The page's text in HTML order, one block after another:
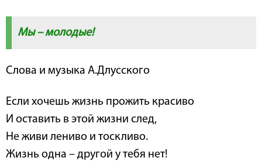
Мы – молодые!
Слова и музыка А.Длусского
Если хочешь жизнь прожить красиво
И оставить в этой жизни след,
Не живи лениво и тоскливо.
Жизнь одна – другой у тебя нет!